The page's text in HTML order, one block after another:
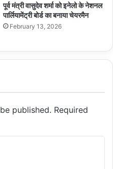
पूर्व मंत्री वासुदेव शर्मा को इनेलो के नेशनल
पार्लियामेंट्री बोर्ड का बनाया चेयरमैन
February 13, 2026
published. Required